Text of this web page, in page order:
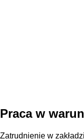
Praca w
Zatrudnienie w